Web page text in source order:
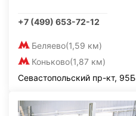
+7 (499) 653-72-12
Беляево(1,59 км)
Коньково(1,87 км)
Севастопольский пр-кт, 95Б